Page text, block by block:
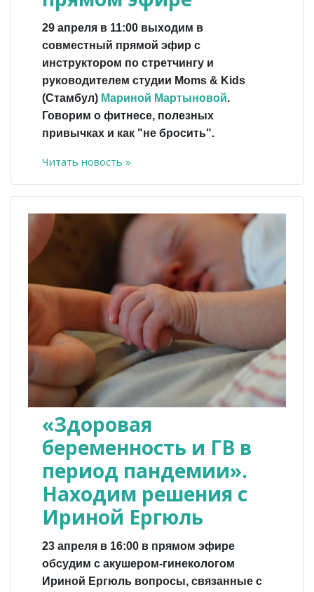
29 апреля в 11:00 выходим в
совместный прямой эфир с
инструктором по стретчингу и
руководителем студии Moms & Kids
(Стамбул) Мариной Мартыновой.
Говорим о фитнесе, полезных
привычках и как "не бросить".
Читать новость »
«Здоровая
беременность и ГВ в
период пандемии».
Находим решения с
Ириной Ергюль
23 апреля в 16:00 в прямом эфире
обсудим с акушером-гинекологом
Ириной Ергюль вопросы, связанные с